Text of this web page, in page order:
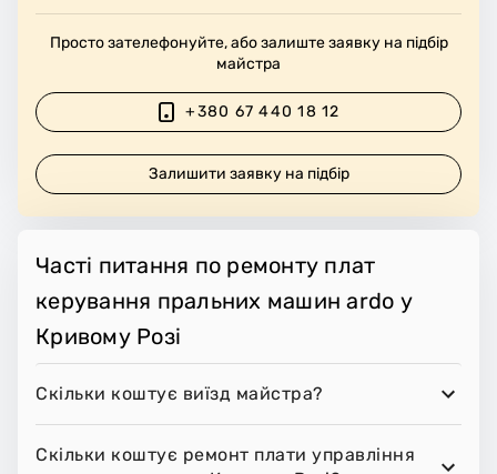
Просто зателефонуйте, або залиште заявку на підбір
майстра
+380 67 440 18 12
Залишити заявку на підбір
Часті питання по ремонту плат
керування пральних машин ardo у
Кривому Розі
Скільки коштує виїзд майстра?
Скільки коштує ремонт плати управління